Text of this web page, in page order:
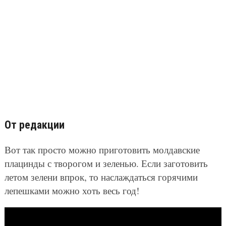
От редакции
Вот так просто можно приготовить молдавские
плацинды с творогом и зеленью. Если заготовить
летом зелени впрок, то наслаждаться горячими
лепешками можно хоть весь год!